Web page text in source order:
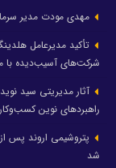
مهدی مودت مدیر
تأکید مدیرعامل
شرکت‌های آسیب‌دیده با
آثار مدیریتی سید
راهبردهای نوین
شد